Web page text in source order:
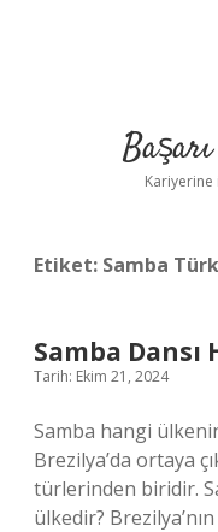
Etiket: Samba
Samba
Tarih: Ekim 21, 2024
Samba hangi
Brezilya’da ortaya
türlerinden biridir.
ülkedir?